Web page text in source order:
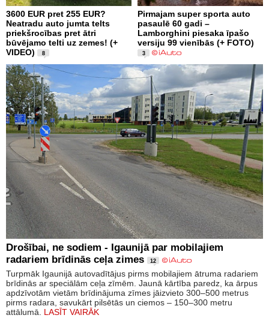
3600 EUR pret 255 EUR?
Neatradu auto jumta telts
priekšrocības pret ātri
būvējamo telti uz zemes! (+
VIDEO)
8
Pirmajam super sporta auto
pasaulē 60 gadi –
Lamborghini piesaka īpašo
versiju 99 vienībās (+ FOTO)
3
Drošībai, ne sodiem - Igaunijā par mobilajiem
radariem brīdinās ceļa zimes
12
Turpmāk Igaunijā autovadītājus pirms mobilajiem ātruma radariem
brīdinās ar speciālām ceļa zīmēm. Jaunā kārtība paredz, ka ārpus
apdzīvotām vietām brīdinājuma zīmes jāizvieto 300–500 metrus
pirms radara, savukārt pilsētās un ciemos – 150–300 metru
attālumā. LASĪT VAIRĀK